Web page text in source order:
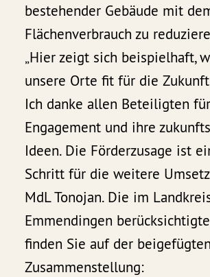
bestehender Gebäude mit
Flächenverbrauch zu
„Hier zeigt sich beispielhaft,
unsere Orte fit für die
Ich danke allen Beteiligten
Engagement und ihre
Ideen. Die Förderzusage ist
Schritt für die weitere
MdL Tonojan. Die im
Emmendingen
finden Sie auf der beigefügten
Zusammenstellung: